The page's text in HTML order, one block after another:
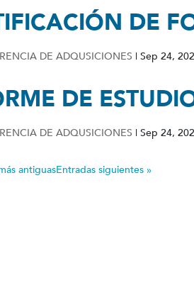
DE
DE ADQUSICIONES | Sep 24,
DE
DE ADQUSICIONES | Sep 24,
antiguasEntradas siguientes »